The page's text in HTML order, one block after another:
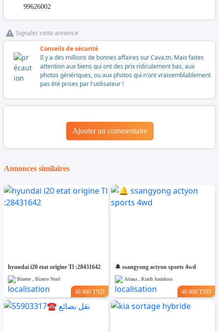
99626002
Signaler cette annonce
Conseils de sécurité
Il y a des millions de bonnes affaires sur Cava.tn. Mais faites
attention aux biens qui ont des prix ridiculement bas, aux
photos génériques, ou aux photos qui n'ont vraisemblablement
pas été prises par l'utilisateur !
Ajouter un commentaire
Annonces similaires
hyundai i20 etat origine Tl :28431642
Bizerte , Bizerte Nord
48.900 TND
🔔 ssangyong actyon sports 4wd
Ariana , Riadh Andalous
46.000 TND